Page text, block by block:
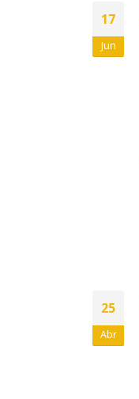
17
Jun
25
Abr